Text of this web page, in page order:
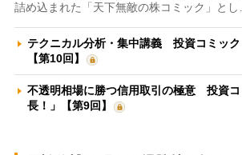
詰め込まれた「天下無敵の株コミック」と
テクニカル分析・集中講義 投資コミック
【第10回】
不透明相場に勝つ信用取引の極意 投資
長！」【第9回】